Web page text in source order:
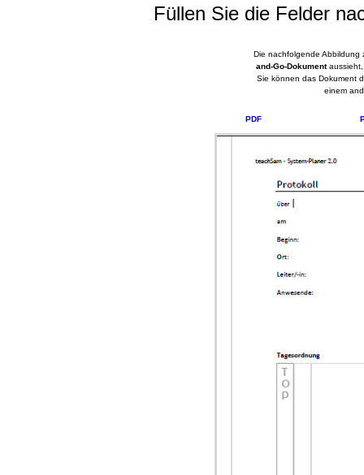
Füllen Sie die Felder
Die nachfolgende Abbildung
and-Go-Dokumentaussieht,
Sie können das Dokument
einem
PDF